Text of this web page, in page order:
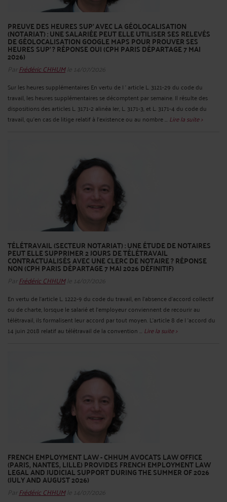
PREUVE DES HEURES SUP’ AVEC LA GÉOLOCALISATION
(NOTARIAT) : UNE SALARIÉE PEUT ELLE UTILISER SES RELEVÉS
DE GÉOLOCALISATION GOOGLE MAPS POUR PROUVER SES
HEURES SUP’ ? RÉPONSE OUI (CPH PARIS DÉPARTAGE 7 MAI
2026)
Par Frédéric CHHUMle 14/07/2026
Sur les heures supplémentaires En vertu de I ' article L. 3121-29 du code du
travail, les heures supplémentaires se décomptent par semaine. Il résulte des
dispositions des articles L. 3171-2 alinéa Ier, L. 3171-3, et L. 3171-4 du code du
travail, qu'en cas de litige relatif à l'existence ou au nombre ... Lire la suite >
TÉLÉTRAVAIL (SECTEUR NOTARIAT) : UNE ÉTUDE DE NOTAIRES
PEUT ELLE SUPPRIMER 2 JOURS DE TÉLÉTRAVAIL
CONTRACTUALISÉS AVEC UNE CLERC DE NOTAIRE ? RÉPONSE
NON (CPH PARIS DÉPARTAGE 7 MAI 2026 DÉFINITIF)
Par Frédéric CHHUMle 14/07/2026
En vertu de l'article L. 1222-9 du code du travail, en l'absence d'accord collectif
ou de charte, lorsque le salarié et l'employeur conviennent de recourir au
télétravail, ils formalisent leur accord par tout moyen. L'article 8 de I 'accord du
14 juin 2018 relatif au télétravail de la convention ... Lire la suite >
FRENCH EMPLOYMENT LAW - CHHUM AVOCATS LAW OFFICE
(PARIS, NANTES, LILLE) PROVIDES FRENCH EMPLOYMENT LAW
LEGAL AND JUDICIAL SUPPORT DURING THE SUMMER OF 2026
(JULY AND AUGUST 2026)
Par Frédéric CHHUMle 14/07/2026